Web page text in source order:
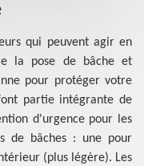
qui peuvent agir en
la pose de bâche et
pour protéger votre
partie intégrante de
d'urgence pour les
de bâches : une pour
(plus légère). Les